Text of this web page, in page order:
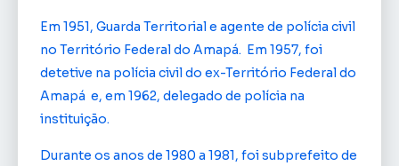
Em 1951, Guarda Territorial e agente de polícia civil
no Território Federal do Amapá. Em 1957, foi
detetive na polícia civil do ex-Território Federal do
Amapá e, em 1962, delegado de polícia na
instituição.
Durante os anos de 1980 a 1981, foi subprefeito de